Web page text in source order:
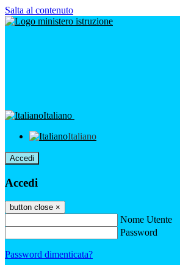
Salta al contenuto
Italiano
Italiano
Accedi
Accedi
button close ×
Nome Utente
Password
Password dimenticata?